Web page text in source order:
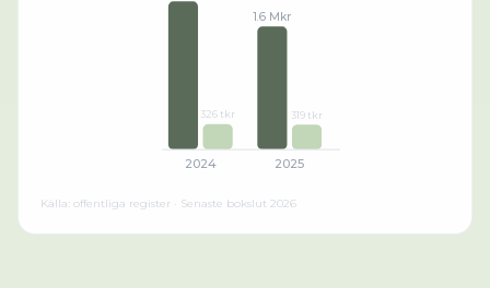
326 tkr
2024
1.6 Mkr
319 tkr
2025
Källa: offentliga register · Senaste bokslut 2026